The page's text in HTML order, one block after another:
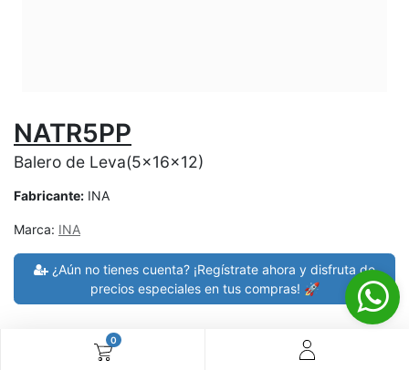
0
NATR5PP
Balero de Leva(5x16x12)
Fabricante: INA
Marca: INA
¿Aún no tienes cuenta? ¡Regístrate ahora y disfruta de
precios especiales en tus compras! 🚀
30 días de devolución